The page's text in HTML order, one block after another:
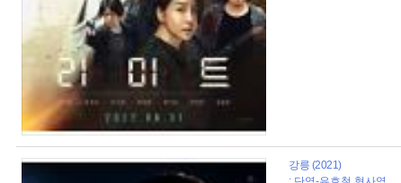
강릉 (2021)